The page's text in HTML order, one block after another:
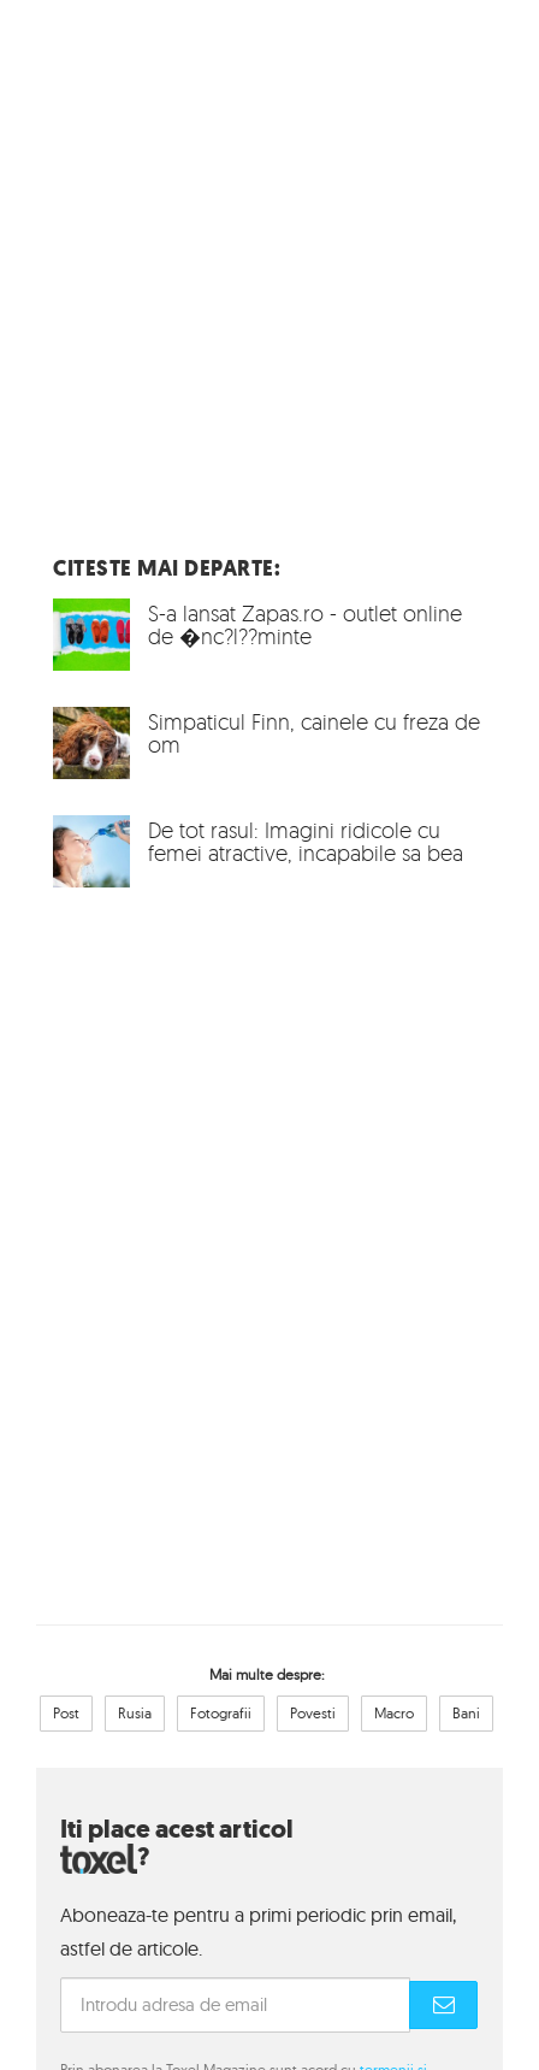
CITESTE MAI DEPARTE:
S-a lansat Zapas.ro - outlet online
de �nc?l??minte
Simpaticul Finn, cainele cu freza de
om
De tot rasul: Imagini ridicole cu
femei atractive, incapabile sa bea
Mai multe despre:
Post Rusia Fotografii Povesti Macro Bani
Iti place acest articol
?
Aboneaza-te pentru a primi periodic prin email,
astfel de articole.